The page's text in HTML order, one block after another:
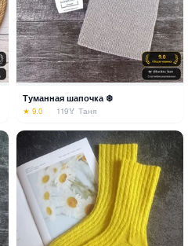
Туманная шапочка ❄️
★ 9.0 119🏅 Таня